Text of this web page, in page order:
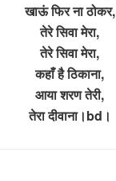
खाऊं फिर ना ठोकर,
तेरे सिवा मेरा,
तेरे सिवा मेरा,
कहाँ है ठिकाना,
आया शरण तेरी,
तेरा दीवाना।bd।